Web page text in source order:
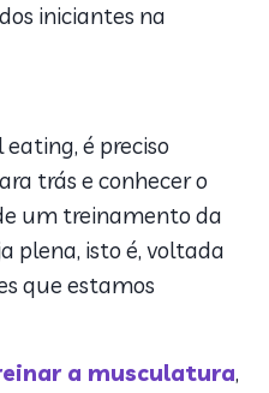
iniciantes na
é preciso
trás e conhecer o
um treinamento da
plena, isto é, voltada
que estamos
a musculatura,